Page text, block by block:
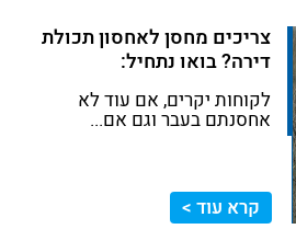
צריכים מחסן לאחסון תכולת
דירה? בואו נתחיל:
לקוחות יקרים, אם עוד לא
אחסנתם בעבר וגם אם...
קרא עוד >